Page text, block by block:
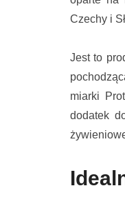
Czechy i
Jest to
miarki
dodatek